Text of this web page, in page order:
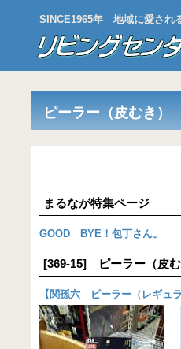
SINCE1965年 地域に愛され
ピーラー（皮むき
まるなが特集ページ
GOOD BYE！包丁さん。
[369-15] ピーラー（皮
【 関孫六 ピーラー（レギュラ